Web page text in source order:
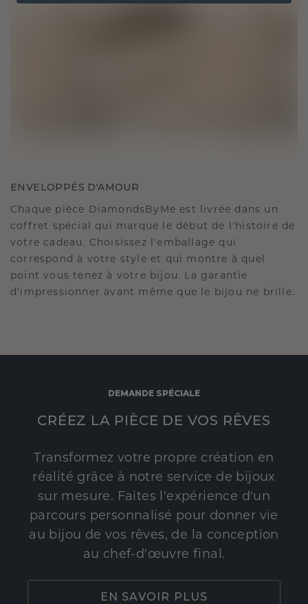
ENVELOPPÉS D'AMOUR
Chaque pièce DiamondsByMe est livrée dans un
coffret spécial qui marque le début de l'histoire de
votre cadeau. Choisissez l'emballage qui
correspond à votre style et qui montre à quel
point vous tenez à votre bijou. La garantie
d'impressionner avant même que le bijou ne brille.
DEMANDE SPÉCIALE
CRÉEZ LA PIÈCE DE VOS RÊVES
Transformez votre propre création en
réalité grâce à notre service de bijoux
sur mesure. Faites l'expérience d'un
parcours personnalisé pour donner vie
au bijou de vos rêves, de la conception
au chef-d'œuvre final.
EN SAVOIR PLUS